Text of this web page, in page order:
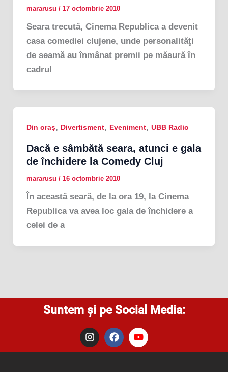
mararusu / 17 octombrie 2010
Seara trecută, Cinema Republica a devenit
casa comediei clujene, unde personalităţi
de seamă au înmânat premii pe măsură în
cadrul
Din oraş, Divertisment, Eveniment, UBB Radio
Dacă e sâmbătă seara, atunci e gala
de închidere la Comedy Cluj
mararusu / 16 octombrie 2010
În această seară, de la ora 19, la Cinema
Republica va avea loc gala de închidere a
celei de a
Suntem și pe Social Media:
I
n
s
F
a
c
Y
o
u